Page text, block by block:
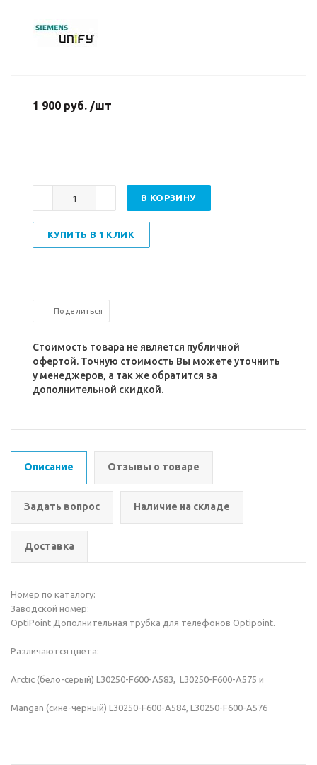
1 900 руб. /шт
В КОРЗИНУ
КУПИТЬ В 1 КЛИК
Поделиться
Стоимость товара не является публичной
офертой. Точную стоимость Вы можете уточнить
у менеджеров, а так же обратится за
дополнительной скидкой.
Описание Отзывы о товаре
Задать вопрос Наличие на складе
Доставка
Номер по каталогу:
Заводской номер:
OptiPoint Дополнительная трубка для телефонов Optipoint.
Различаются цвета:
Arctic (бело-серый) L30250-F600-A583, L30250-F600-A575 и
Mangan (сине-черный) L30250-F600-A584, L30250-F600-A576